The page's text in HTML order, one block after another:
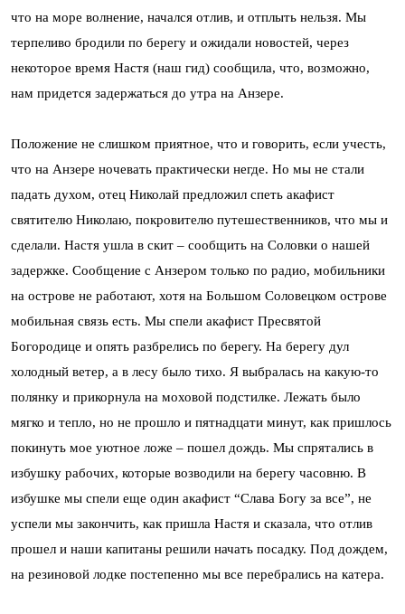
что на море волнение, начался отлив, и отплыть нельзя. Мы
терпеливо бродили по берегу и ожидали новостей, через
некоторое время Настя (наш гид) сообщила, что, возможно,
нам придется задержаться до утра на Анзере.
Положение не слишком приятное, что и говорить, если учесть,
что на Анзере ночевать практически негде. Но мы не стали
падать духом, отец Николай предложил спеть акафист
святителю Николаю, покровителю путешественников, что мы и
сделали. Настя ушла в скит – сообщить на Соловки о нашей
задержке. Сообщение с Анзером только по радио, мобильники
на острове не работают, хотя на Большом Соловецком острове
мобильная связь есть. Мы спели акафист Пресвятой
Богородице и опять разбрелись по берегу. На берегу дул
холодный ветер, а в лесу было тихо. Я выбралась на какую-то
полянку и прикорнула на моховой подстилке. Лежать было
мягко и тепло, но не прошло и пятнадцати минут, как пришлось
покинуть мое уютное ложе – пошел дождь. Мы спрятались в
избушку рабочих, которые возводили на берегу часовню. В
избушке мы спели еще один акафист “Слава Богу за все”, не
успели мы закончить, как пришла Настя и сказала, что отлив
прошел и наши капитаны решили начать посадку. Под дождем,
на резиновой лодке постепенно мы все перебрались на катера.